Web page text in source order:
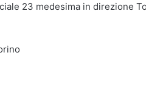
23 medesima in direzione